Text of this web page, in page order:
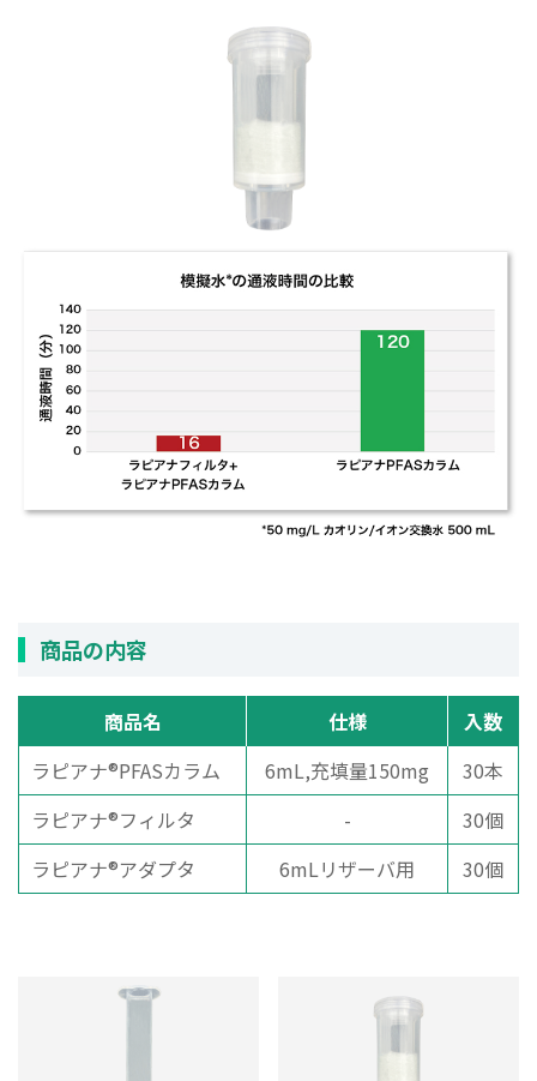
商品の内容
商品名 仕様
入数
ラピアナ®PFASカラム
6mL,充填量150mg
30本
ラピアナ®フィルタ
-
30個
ラピアナ®アダプタ
6mLリザーバ用 30個